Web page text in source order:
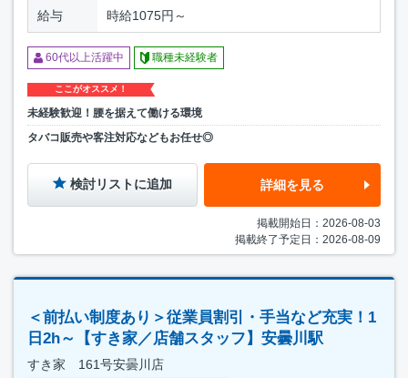
給与 時給1075円～
60代以上活躍中 職種未経験者
ここがオススメ！
未経験歓迎！腰を据えて働ける環境
タバコ販売や客注対応などもお任せ◎
検討リストに追加 詳細を見る
掲載開始日：2026-08-03
掲載終了予定日：2026-08-09
＜前払い制度あり＞従業員割引・手当など充実！1
日2h～【すき家／店舗スタッフ】安曇川駅
すき家 161号安曇川店